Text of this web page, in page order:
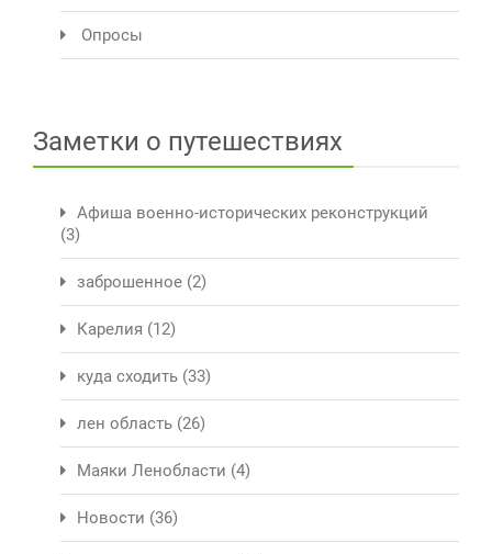
Опросы
Заметки о путешествиях
Афиша военно-исторических реконструкций
(3)
заброшенное (2)
Карелия (12)
куда сходить (33)
лен область (26)
Маяки Ленобласти (4)
Новости (36)